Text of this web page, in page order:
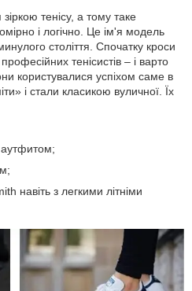
тенісу, а тому таке
і логічно. Це ім'я модель
століття. Спочатку кроси
тенісистів – і варто
користувалися успіхом саме в
і стали класикою вуличної. Їх
аутфитом;
навіть з легкими літніми